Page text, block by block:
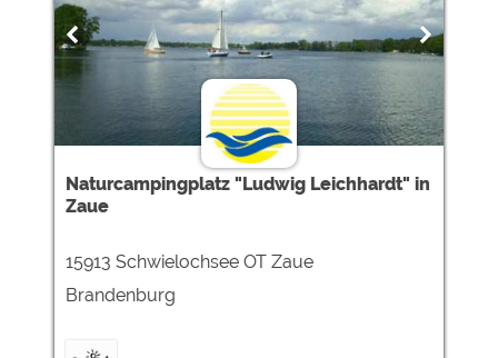
Naturcampingplatz "Ludwig Leichhardt" in
Zaue
15913 Schwielochsee OT Zaue
Brandenburg